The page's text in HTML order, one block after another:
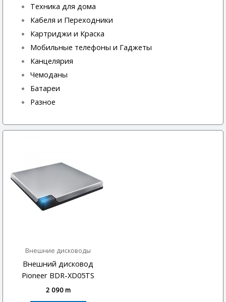
Техника для дома
Кабеля и Переходники
Картриджи и Краска
Мобильные телефоны и Гаджеты
Канцелярия
Чемоданы
Батареи
Разное
Внешние дисководы
Внешний дисковод
Pioneer BDR-XD05TS
2 090m